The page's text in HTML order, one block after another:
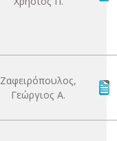
Ζαφειρόπουλος,
Γεώργιος Α.